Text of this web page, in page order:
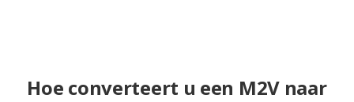
Hoe converteert u een M2V naar